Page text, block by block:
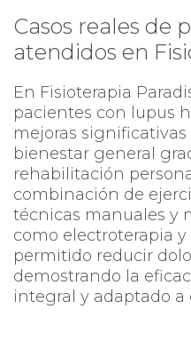
Casos reales de
atendidos en
En Fisioterapia
pacientes con lupus
mejoras
bienestar general
rehabilitación
combinación de
técnicas manuales y
como electroterapia
permitido reducir
demostrando la
integral y adaptado a